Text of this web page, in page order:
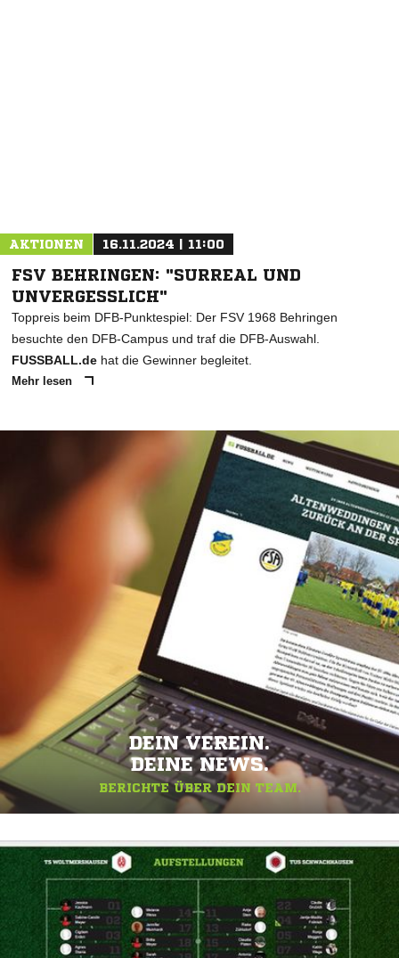
AKTIONEN 16.11.2024 | 11:00
FSV BEHRINGEN: "SURREAL UND
UNVERGESSLICH"
Toppreis beim DFB-Punktespiel: Der FSV 1968 Behringen
besuchte den DFB-Campus und traf die DFB-Auswahl.
FUSSBALL.de hat die Gewinner begleitet.
Mehr lesen
DEIN VEREIN.
DEINE NEWS.
BERICHTE ÜBER DEIN TEAM.